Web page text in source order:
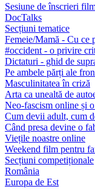
Sesiune de înscrieri
DocTalks
Secțiuni tematice
Femeie/Mamă - Cu ce
#occident - o privire
Dictaturi - ghid de
Pe ambele părți ale
Masculinitatea în criză
Arta ca unealtă de
Neo-fascism online și
Cum devii adult, cum
Când presa devine o
Viețile noastre online
Weekend film pentru
Secțiuni competiționale
România
Europa de Est